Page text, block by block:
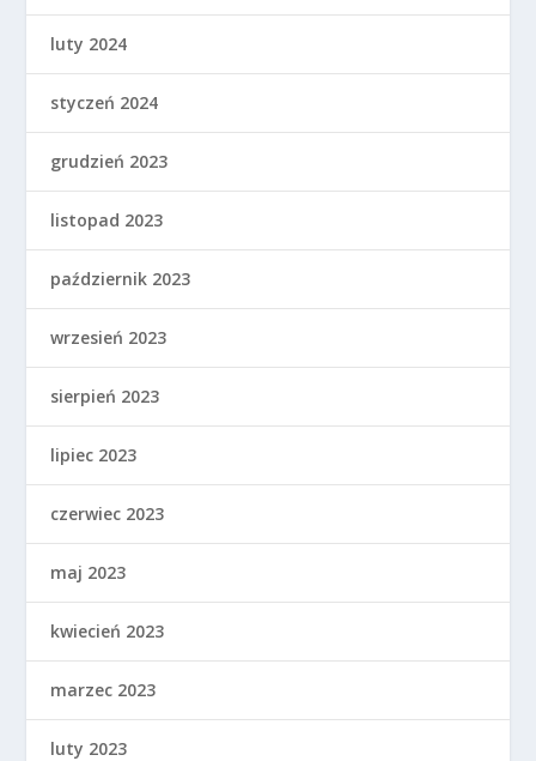
luty 2024
styczeń 2024
grudzień 2023
listopad 2023
październik 2023
wrzesień 2023
sierpień 2023
lipiec 2023
czerwiec 2023
maj 2023
kwiecień 2023
marzec 2023
luty 2023